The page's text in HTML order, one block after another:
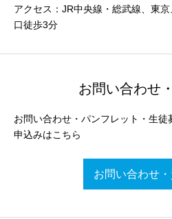
アクセス：JR中央線・総武線、東
口徒歩3分
お問い合わせ
お問い合わせ・パンフレット・生
申込みはこちら
お問い合わせ